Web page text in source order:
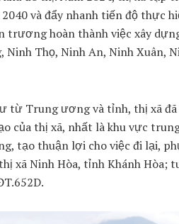
và đẩy nhanh tiến độ thực
trương hoàn thành việc xây
Ninh Thọ, Ninh An, Ninh Xuân,
từ Trung ương và tỉnh, thị xã
của thị xã, nhất là khu vực
tạo thuận lợi cho việc đi lại,
xã Ninh Hòa, tỉnh Khánh Hòa;